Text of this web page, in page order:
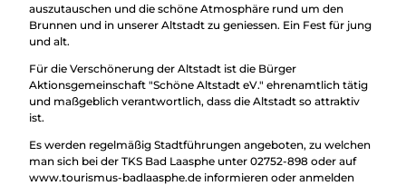
auszutauschen und die schöne Atmosphäre rund um den
Brunnen und in unserer Altstadt zu geniessen. Ein Fest für jung
und alt.
Für die Verschönerung der Altstadt ist die Bürger
Aktionsgemeinschaft "Schöne Altstadt eV." ehrenamtlich tätig
und maßgeblich verantwortlich, dass die Altstadt so attraktiv
ist.
Es werden regelmäßig Stadtführungen angeboten, zu welchen
man sich bei der TKS Bad Laasphe unter 02752-898 oder auf
www.tourismus-badlaasphe.de informieren oder anmelden